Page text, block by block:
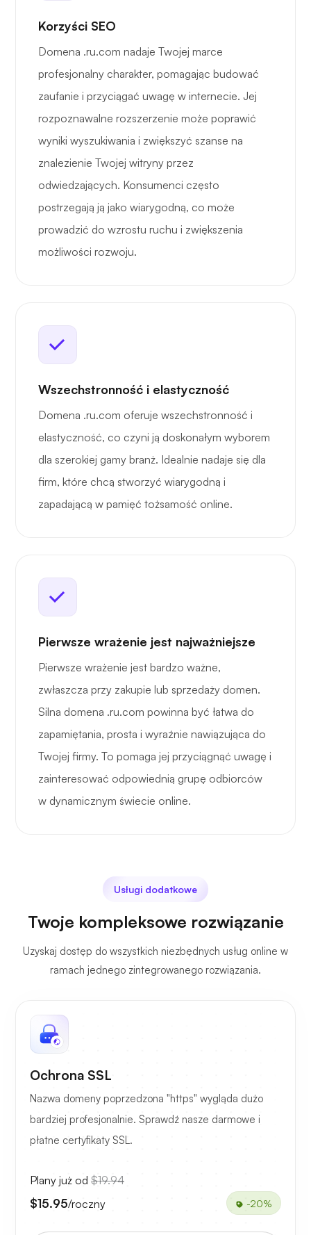
Korzyści SEO
Domena .ru.com nadaje Twojej marce
profesjonalny charakter, pomagając budować
zaufanie i przyciągać uwagę w internecie. Jej
rozpoznawalne rozszerzenie może poprawić
wyniki wyszukiwania i zwiększyć szanse na
znalezienie Twojej witryny przez
odwiedzających. Konsumenci często
postrzegają ją jako wiarygodną, co może
prowadzić do wzrostu ruchu i zwiększenia
możliwości rozwoju.
Wszechstronność i elastyczność
Domena .ru.com oferuje wszechstronność i
elastyczność, co czyni ją doskonałym wyborem
dla szerokiej gamy branż. Idealnie nadaje się dla
firm, które chcą stworzyć wiarygodną i
zapadającą w pamięć tożsamość online.
Pierwsze wrażenie jest najważniejsze
Pierwsze wrażenie jest bardzo ważne,
zwłaszcza przy zakupie lub sprzedaży domen.
Silna domena .ru.com powinna być łatwa do
zapamiętania, prosta i wyraźnie nawiązująca do
Twojej firmy. To pomaga jej przyciągnąć uwagę i
zainteresować odpowiednią grupę odbiorców
w dynamicznym świecie online.
Usługi dodatkowe
Twoje kompleksowe rozwiązanie
Uzyskaj dostęp do wszystkich niezbędnych usług online w
ramach jednego zintegrowanego rozwiązania.
Ochrona SSL
Nazwa domeny poprzedzona "https" wygląda dużo
bardziej profesjonalnie. Sprawdź nasze darmowe i
płatne certyfikaty SSL.
Plany już od $19.94
$15.95/roczny -20%